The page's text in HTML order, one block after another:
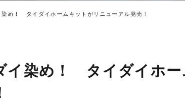
染め！ タイダイホームキットがリニューアル発売！
イ染め！ タイダイホー